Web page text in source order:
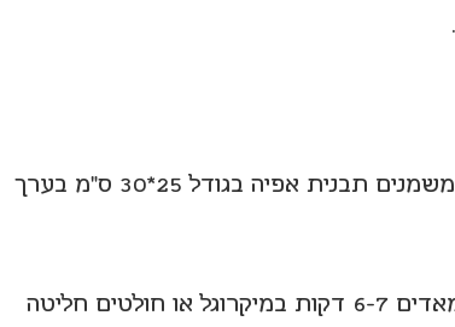
1. מחממים תנור לחום בינוני (180 מעלות). משמנים תבנית אפיה בגודל 25*30 ס"מ בערך
2.  מפרקים את הכרובית לפרחים בינוניים. מאדים 6-7 דקות במיקרוגל או חולטים חליטה